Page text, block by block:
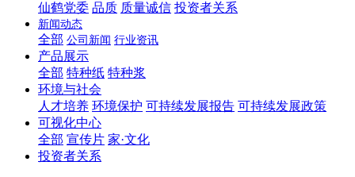
仙鹤党委 品质 质量诚信 投资者关系
新闻动态
全部 公司新闻 行业资讯
产品展示
全部 特种纸 特种浆
环境与社会
人才培养 环境保护 可持续发展报告 可持续发展政策
可视化中心
全部 宣传片 家·文化
投资者关系